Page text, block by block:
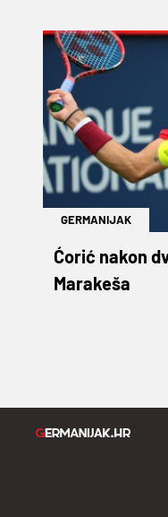
GERMANIJAK
Ćorić nakon
Marakeša